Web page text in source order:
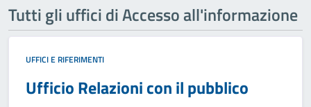
Tutti gli uffici di Accesso all'informazione
UFFICI E RIFERIMENTI
Ufficio Relazioni con il pubblico